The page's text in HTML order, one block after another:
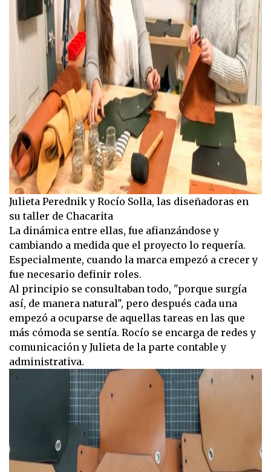
Julieta Perednik y Rocío Solla, las diseñadoras en
su taller de Chacarita
La dinámica entre ellas, fue afianzándose y
cambiando a medida que el proyecto lo requería.
Especialmente, cuando la marca empezó a crecer y
fue necesario definir roles.
Al principio se consultaban todo, "porque surgía
así, de manera natural", pero después cada una
empezó a ocuparse de aquellas tareas en las que
más cómoda se sentía. Rocío se encarga de redes y
comunicación y Julieta de la parte contable y
administrativa.